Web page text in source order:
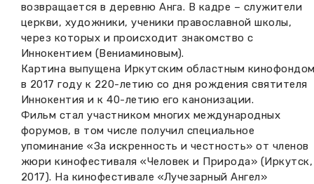
возвращается в деревню Анга. В кадре – служители
церкви, художники, ученики православной школы,
через которых и происходит знакомство с
Иннокентием (Вениаминовым).
Картина выпущена Иркутским областным
в 2017 году к 220-летию со дня рождения святителя
Иннокентия и к 40-летию его канонизации.
Фильм стал участником многих международных
форумов, в том числе получил специальное
упоминание «За искренность и честность» от членов
жюри кинофестиваля «Человек и Природа» (Иркутск,
2017). На кинофестивале «Лучезарный Ангел»